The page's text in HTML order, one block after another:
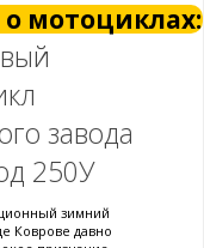
мотоциклах:
завода
250У
зимний
Коврове давно